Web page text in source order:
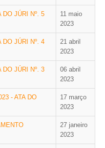
DO JÚRI Nº. 5
11 maio
2023
DO JÚRI Nº. 4
21 abril
2023
DO JÚRI Nº. 3
06 abril
2023
- ATA DO
17 março
2023
27 janeiro
2023